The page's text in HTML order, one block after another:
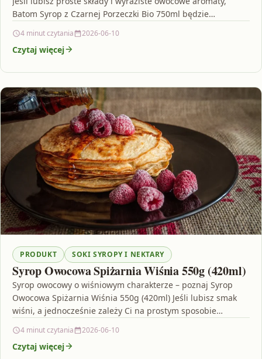
Batom Syrop z Czarnej Porzeczki Bio 750ml będzie…
4 minut czytania 2026-06-10
Czytaj więcej
PRODUKT SOKI SYROPY I NEKTARY
Syrop Owocowa Spiżarnia Wiśnia 550g (420ml)
Syrop owocowy o wiśniowym charakterze – poznaj Syrop
Owocowa Spiżarnia Wiśnia 550g (420ml) Jeśli lubisz smak
wiśni, a jednocześnie zależy Ci na prostym sposobie…
4 minut czytania 2026-06-10
Czytaj więcej